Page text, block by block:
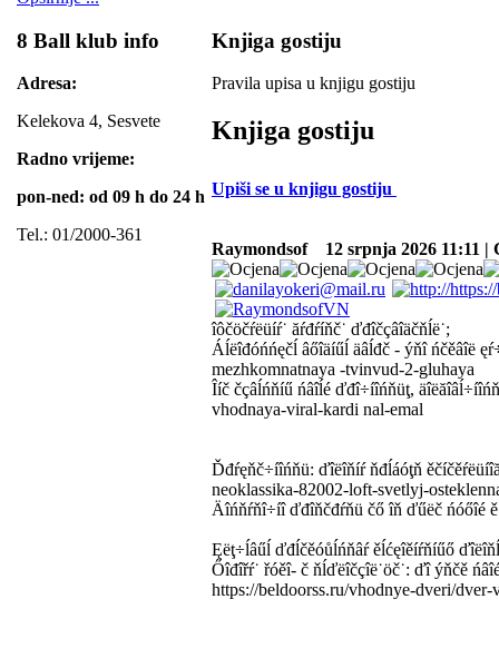
8 Ball klub info
Adresa:
Kelekova 4, Sesvete
Radno vrijeme:
pon-ned: od 09 h do 24 h
Tel.: 01/2000-361
Knjiga gostiju
Pravila upisa u knjigu gostiju
Knjiga gostiju
Upiši se u knjigu gostiju
Raymondsof 12 srpnja 2026 11:11 |
îôčöčŕëüíŕ˙ ăŕđŕíňč˙ ďđîčçâîäčňĺë˙;
Áĺëîđóńńęčĺ âőîäíűĺ äâĺđč - ýňî ńčěâîë
mezhkomnatnaya -tvinvud-2-gluhaya
Îíč čçâĺńňíű ńâîĺé ďđî÷íîńňüţ,
vhodnaya-viral-kardi nal-emal
Ďđŕęňč÷íîńňü: ďîëîňíŕ ňđĺáóţň
neoklassika-82002-loft-svetlyj-
Äîńňŕňî÷íî ďđîňčđŕňü čő îň ďűëč ńóőîé
Ęëţ÷ĺâűĺ ďđĺčěóůĺńňâŕ ěĺćęîěíŕňíűő
Őîđîřŕ˙ řóěî- č ňĺďëîčçîë˙öč˙: ďî ýňčě
https://beldoorss.ru/vhodnye-dveri/